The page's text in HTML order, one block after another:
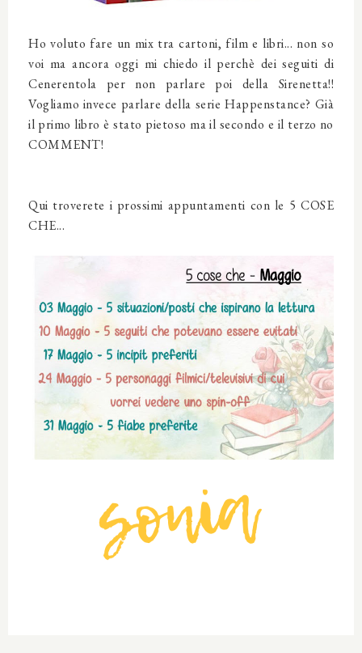
Ho voluto fare un mix tra cartoni, film e libri... non so
voi ma ancora oggi mi chiedo il perchè dei seguiti di
Cenerentola per non parlare poi della Sirenetta!!
Vogliamo invece parlare della serie Happenstance? Già
il primo libro è stato pietoso ma il secondo e il terzo no
COMMENT!
Qui troverete i prossimi appuntamenti con le 5 COSE
CHE...